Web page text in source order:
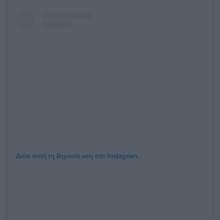
Δείτε αυτή τη δημοσίευση στο Instagram.